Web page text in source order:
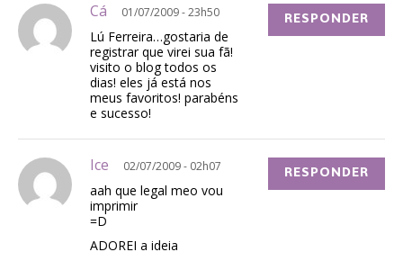
Cá 01/07/2009 - 23h50
Lú Ferreira…gostaria de
registrar que virei sua fã!
visito o blog todos os
dias! eles já está nos
meus favoritos! parabéns
e sucesso!
RESPONDER
Ice 02/07/2009 - 02h07
aah que legal meo vou
imprimir
=D
ADOREI a ideia
RESPONDER